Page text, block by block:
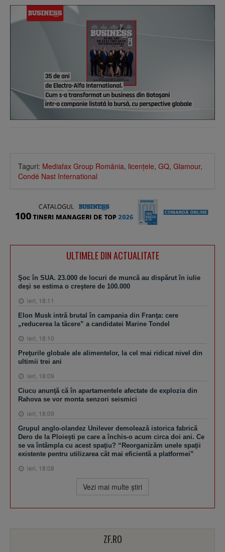
Taguri: Mediafax Group România, licenţele, GQ, Glamour,
Condé Nast International
ULTIMELE DIN ACTUALITATE
Şoc în SUA. 23.000 de locuri de muncă au dispărut în iulie
deşi se estima o creştere de 100.000
ieri, 18:11
Elon Musk intră brutal în campania din Franţa: cere
„reducerea la tăcere” a candidatei Marine Tondel
ieri, 18:10
Preţurile globale ale alimentelor, la cel mai ridicat nivel din
ultimii trei ani
ieri, 18:09
Ciucu anunţă că în apartamentele afectate de explozia din
Rahova se vor monta senzori seismici
ieri, 18:09
Grupul anglo-olandez Unilever demolează istorica fabrică
Dero de la Ploieşti pe care a închis-o acum circa doi ani. Ce
se va întâmpla cu acest spaţiu? “Reorganizăm unele spaţii
existente pentru utilizarea cât mai eficientă a platformei”
ieri, 18:08
Vezi mai multe ştiri
ZF.RO